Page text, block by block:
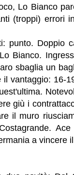
Lo Bianco
(troppi) errori
punto. Doppio
Bianco.
sbaglia un
vantaggio: 16-
giù i
il muro
a vincere